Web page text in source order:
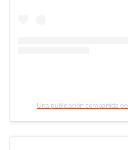
Una publicación compartida